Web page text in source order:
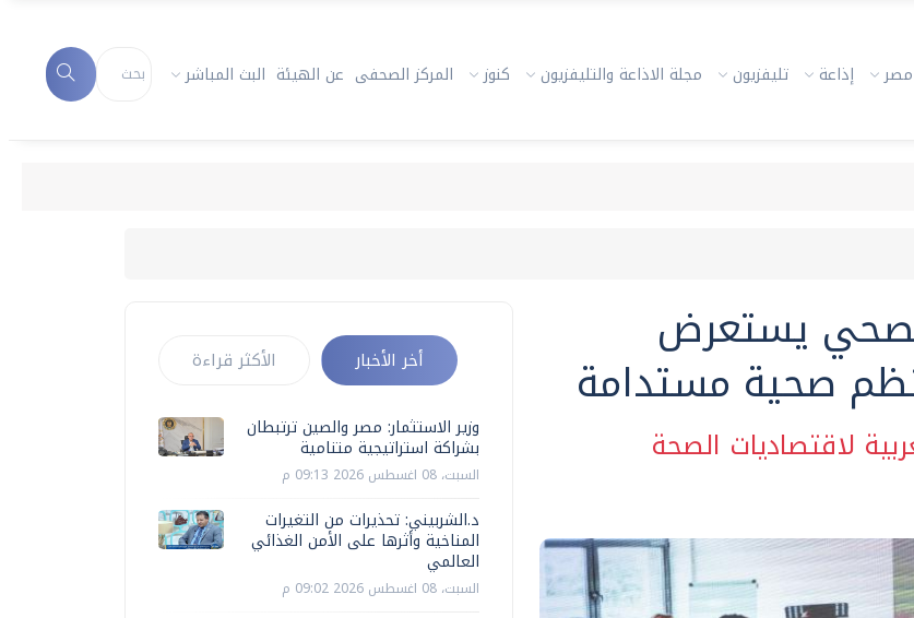
مصر إذاعة تليفزيون مجلة الاذاعة والتليفزيون كنوز المركز الصحفى عن الهيئة البث المباشر
يستعرض
نظم صحية مستدامة
لاقتصاديات الصحة
أخر الأخبار الأكثر قراءة
وزير الاستثمار: مصر والصين ترتبطان
بشراكة استراتيجية متنامية
السبت، 08 اغسطس 2026 09:13 م
د.الشربيني: تحذيرات من التغيرات
المناخية وأثرها على الأمن الغذائي
العالمي
السبت، 08 اغسطس 2026 09:02 م